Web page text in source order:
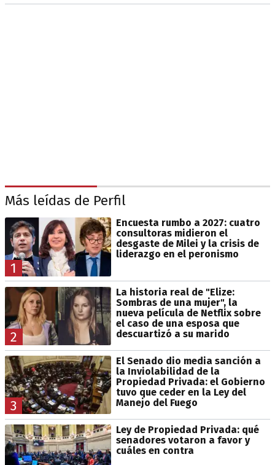
Más leídas de Perfil
1
Encuesta rumbo a 2027: cuatro
consultoras midieron el
desgaste de Milei y la crisis de
liderazgo en el peronismo
2
La historia real de "Elize:
Sombras de una mujer", la
nueva película de Netflix sobre
el caso de una esposa que
descuartizó a su marido
3
El Senado dio media sanción a
la Inviolabilidad de la
Propiedad Privada: el Gobierno
tuvo que ceder en la Ley del
Manejo del Fuego
Ley de Propiedad Privada: qué
senadores votaron a favor y
cuáles en contra